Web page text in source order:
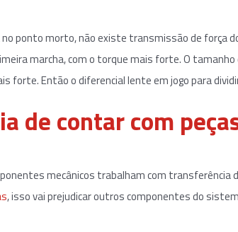
no ponto morto, não existe transmissão de força
marcha, com o torque mais forte. O tamanho
forte. Então o diferencial lente em jogo para
de contar com
mecânicos trabalham com
, isso vai prejudicar outros componentes do